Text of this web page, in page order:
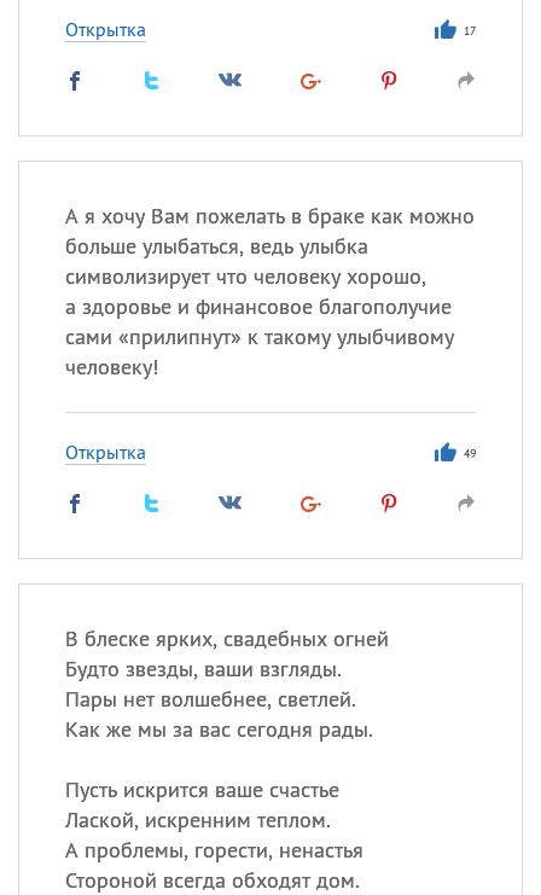
Открытка 17
А я хочу Вам пожелать в браке как можно
больше улыбаться, ведь улыбка
символизирует что человеку хорошо,
а здоровье и финансовое благополучие
сами «прилипнут» к такому улыбчивому
человеку!
Открытка 49
В блеске ярких, свадебных огней
Будто звезды, ваши взгляды.
Пары нет волшебнее, светлей.
Как же мы за вас сегодня рады.
Пусть искрится ваше счастье
Лаской, искренним теплом.
А проблемы, горести, ненастья
Стороной всегда обходят дом.
Посмотреть значениеи
происхождение